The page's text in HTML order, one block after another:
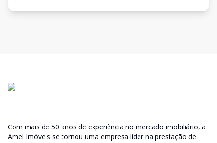
Com mais de 50 anos de experiência no mercado imobiliário, a
Arnel Imóveis se tornou uma empresa líder na prestação de